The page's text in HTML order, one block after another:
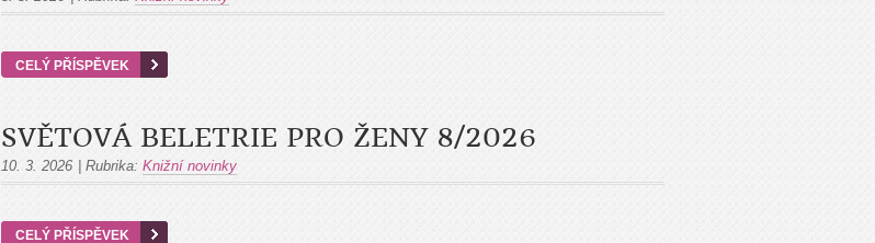
CELÝ PŘÍSPĚVEK
SVĚTOVÁ BELETRIE PRO ŽENY 8/2026
10. 3. 2026 Rubrika: Knižní novinky
CELÝ PŘÍSPĚVEK